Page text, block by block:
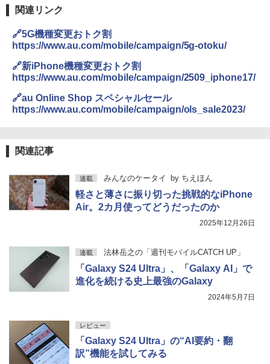
関連リンク
🔗5G機種変更おトク割
https://www.au.com/mobile/campaign/5g-otoku/
🔗新iPhone機種変更おトク割
https://www.au.com/mobile/campaign/2509_iphone17/
🔗au Online Shop スペシャルセール
https://www.au.com/mobile/campaign/ols_sale2023/
関連記事
連載 みんなのケータイ by ちえほん
軽さと薄さに振り切った挑戦的なiPhone
Air。2カ月使ってどうだったのか
2025年12月26日
連載 法林岳之の「週刊モバイルCATCH UP」
「Galaxy S24 Ultra」、「Galaxy AI」で
進化を続ける史上最強のGalaxy
2024年5月7日
レビュー
「Galaxy S24 Ultra」の“AI要約・翻
訳”機能を試してみる